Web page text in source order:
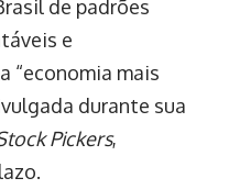
de padrões
e
“economia mais
durante sua
Pickers,